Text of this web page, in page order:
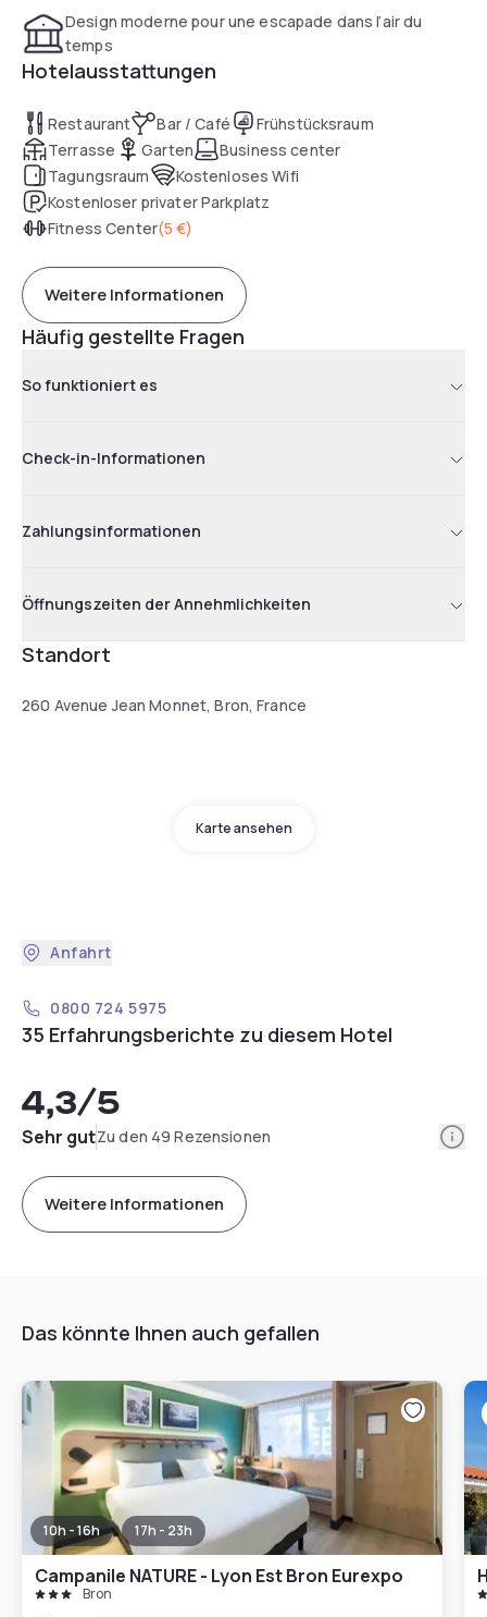
Design moderne pour une escapade dans l’air du
temps
Hotelausstattungen
Restaurant Bar / Café
Frühstücksraum
Terrasse
Garten
Business center
Tagungsraum
Kostenloses Wifi
Kostenloser privater Parkplatz
Fitness Center(5 €)
Weitere Informationen
Häufig gestellte Fragen
So funktioniert es
Check-in-Informationen
Zahlungsinformationen
Öffnungszeiten der Annehmlichkeiten
Standort
260 Avenue Jean Monnet, Bron, France
Karte ansehen
Anfahrt
0800 724 5975
35 Erfahrungsberichte zu diesem Hotel
4,3/5
Sehr gutZu den 49 Rezensionen
Weitere Informationen
Das könnte Ihnen auch gefallen
10h - 16h 17h - 23h
Campanile NATURE - Lyon Est Bron Eurexpo
Bron